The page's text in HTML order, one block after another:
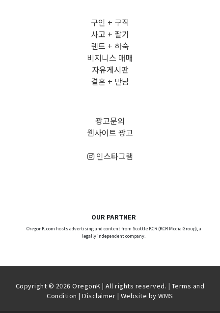
구인 + 구직
사고 + 팔기
렌트 + 하숙
비지니스 매매
자유게시판
결혼 + 만남
광고문의
웹사이트 광고
인스타그램
OUR PARTNER
OregonK.com hosts advertising and content from Seattle KCR (KCR Media Group), a
legally independent company.
Copyright © 2026 OregonK | All rights reserved. | Terms and
Condition |Disclaimer | Website byWMS